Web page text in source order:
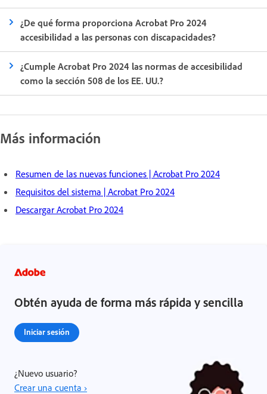
¿De qué forma proporciona Acrobat Pro 2024
accesibilidad a las personas con discapacidades?
¿Cumple Acrobat Pro 2024 las normas de accesibilidad
como la sección 508 de los EE. UU.?
Más información
Resumen de las nuevas funciones | Acrobat Pro 2024
Requisitos del sistema | Acrobat Pro 2024
Descargar Acrobat Pro 2024
Obtén ayuda de forma más rápida y sencilla
Iniciar sesión
¿Nuevo usuario?
Crear una cuenta ›